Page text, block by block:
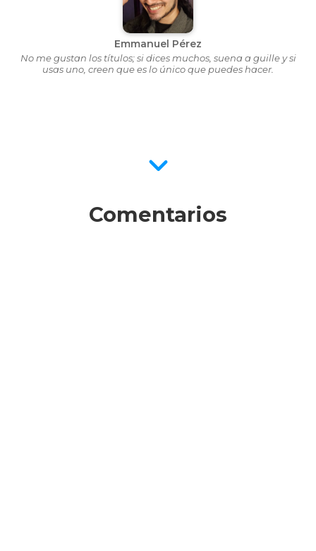
Emmanuel Pérez
No me gustan los títulos; si dices muchos, suena a guille y si
usas uno, creen que es lo único que puedes hacer.
Comentarios